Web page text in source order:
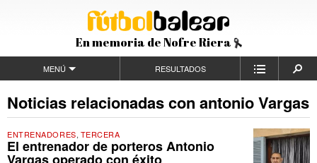
En memoria de Nofre Riera
MENÚ RESULTADOS
Noticias relacionadas con antonio Vargas
ENTRENADORES, TERCERA
El entrenador de porteros Antonio